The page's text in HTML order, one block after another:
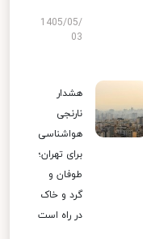
1405/05/
03
هشدار
نارنجی
هواشناسی
برای تهران؛
طوفان و
گرد و خاک
در راه است